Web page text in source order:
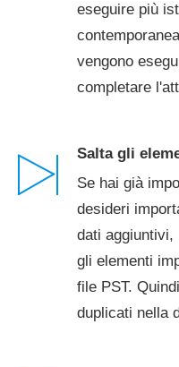
eseguire più
vengono
completare
Salta gli
Se hai già
desideri
dati aggiuntivi,
gli elementi
file PST.
duplicati nella